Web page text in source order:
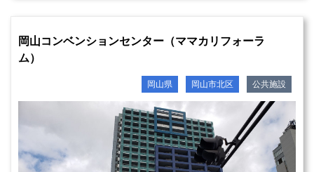
岡山コンベンションセンター（ママカリフォーラ
ム）
岡山県 岡山市北区 公共施設